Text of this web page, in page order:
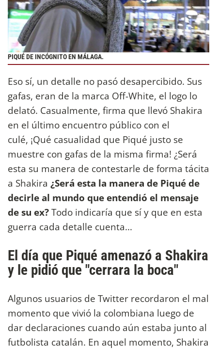
PIQUÉ DE INCÓGNITO EN MÁLAGA.
Eso sí, un detalle no pasó desapercibido. Sus
gafas, eran de la marca Off-White, el logo lo
delató. Casualmente, firma que llevó Shakira
en el último encuentro público con el
culé, ¡Qué casualidad que Piqué justo se
muestre con gafas de la misma firma! ¿Será
esta su manera de contestarle de forma tácita
a Shakira ¿Será esta la manera de Piqué de
decirle al mundo que entendió el mensaje
de su ex?Todo indicaría que sí y que en esta
guerra cada detalle cuenta...
El día que Piqué amenazó a Shakira
y le pidió que "cerrara la boca"
Algunos usuarios de Twitter recordaron el mal
momento que vivió la colombiana luego de
dar declaraciones cuando aún estaba junto al
futbolista catalán. En aquel momento, Shakira